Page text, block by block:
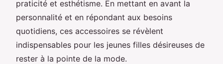
praticité et esthétisme. En mettant en avant la
personnalité et en répondant aux besoins
quotidiens, ces accessoires se révèlent
indispensables pour les jeunes filles désireuses de
rester à la pointe de la mode.